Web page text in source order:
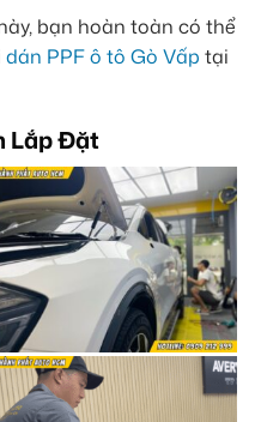
bạn hoàn toàn có thể
dán PPF ô tô Gò Vấp tại
Lắp Đặt